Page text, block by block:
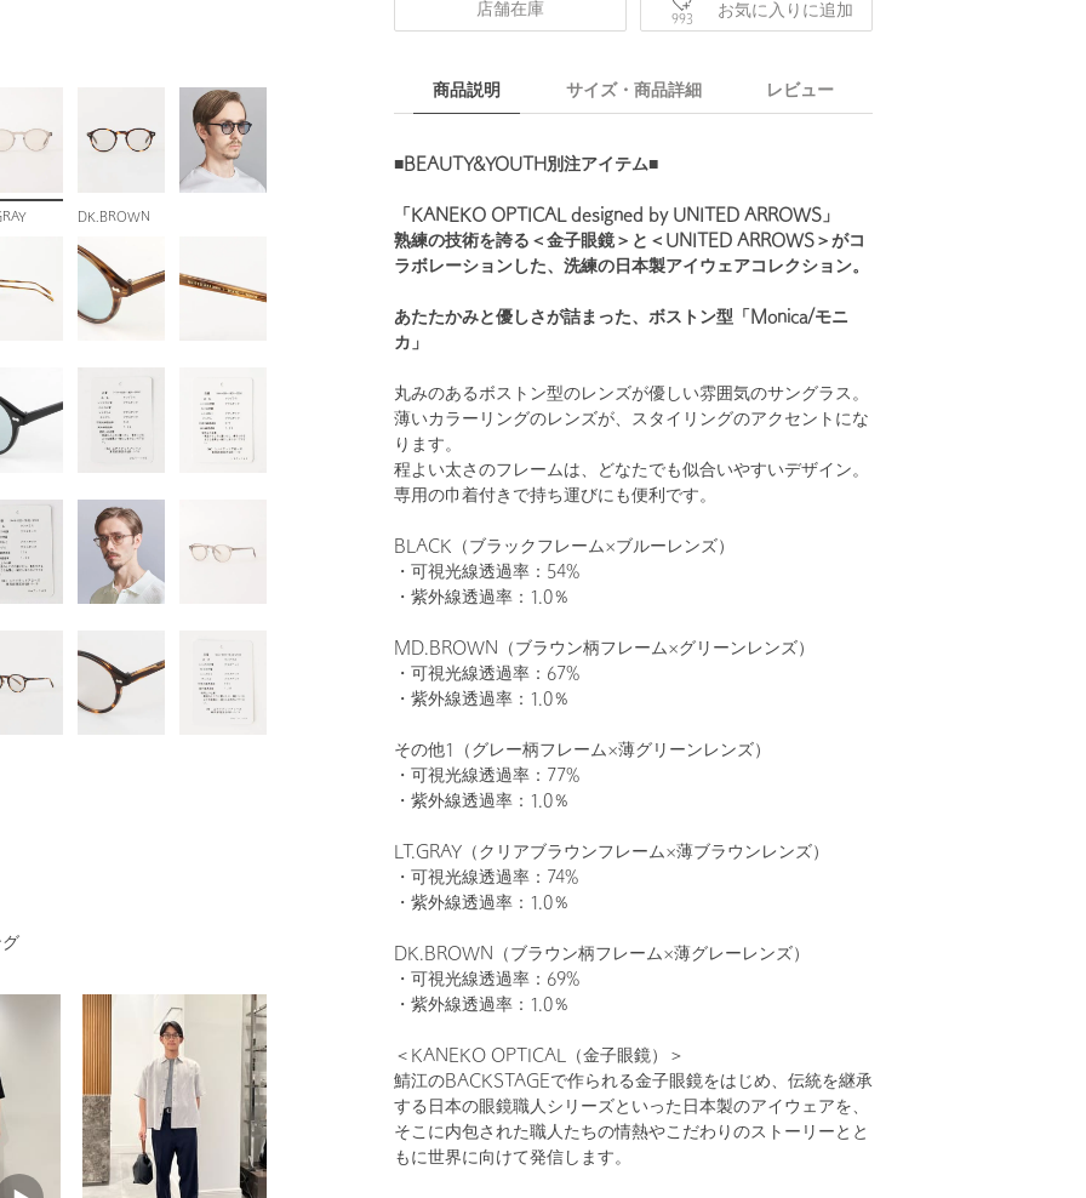
DK.BROWN
店舗在庫
993 お気に入りに追加
商品説明 サイズ・商品詳細 レビュー
■BEAUTY&YOUTH別注アイテム■
「KANEKO OPTICAL designed by UNITED ARROWS」
熟練の技術を誇る＜金子眼鏡＞と＜UNITED ARROWS＞がコ
ラボレーションした、洗練の日本製アイウェアコレクション。
あたたかみと優しさが詰まった、ボストン型「Monica/モニ
カ」
丸みのあるボストン型のレンズが優しい雰囲気のサングラス。
薄いカラーリングのレンズが、スタイリングのアクセントにな
ります。
程よい太さのフレームは、どなたでも似合いやすいデザイン。
専用の巾着付きで持ち運びにも便利です。
BLACK（ブラックフレーム×ブルーレンズ）
・可視光線透過率：54%
・紫外線透過率：1.0％
MD.BROWN（ブラウン柄フレーム×グリーンレンズ）
・可視光線透過率：67%
・紫外線透過率：1.0％
その他1（グレー柄フレーム×薄グリーンレンズ）
・可視光線透過率：77%
・紫外線透過率：1.0％
LT.GRAY（クリアブラウンフレーム×薄ブラウンレンズ）
・可視光線透過率：74%
・紫外線透過率：1.0％
DK.BROWN（ブラウン柄フレーム×薄グレーレンズ）
・可視光線透過率：69%
・紫外線透過率：1.0％
＜KANEKO OPTICAL（金子眼鏡）＞
鯖江のBACKSTAGEで作られる金子眼鏡をはじめ、伝統を継承
する日本の眼鏡職人シリーズといった日本製のアイウェアを、
そこに内包された職人たちの情熱やこだわりのストーリーとと
もに世界に向けて発信します。
BLACK